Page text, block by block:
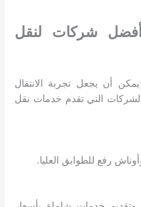
أفضل شركات لنقل
أن يجعل تجربة الانتقال
التي تقدم خدمات نقل
رفع للطوابق العليا.